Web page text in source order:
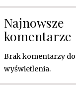
Najnowsze
komentarze
Brak komentarzy do
wyświetlenia.